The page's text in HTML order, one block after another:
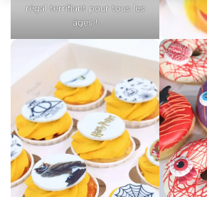
régal terrifiant pour tous les
âges !